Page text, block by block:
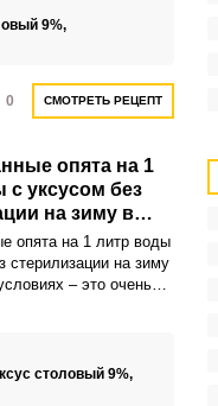
9%,
0 СМОТРЕТЬ РЕЦЕПТ
опята на 1
с уксусом без
на зиму в
опята на 1 литр воды
стерилизации на зиму
– это очень
большими кучками, и
столовый 9%,